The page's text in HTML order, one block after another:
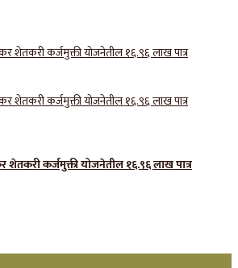
शेतकरी कर्जमुक्ती योजनेतील १६.९६ लाख पात्र